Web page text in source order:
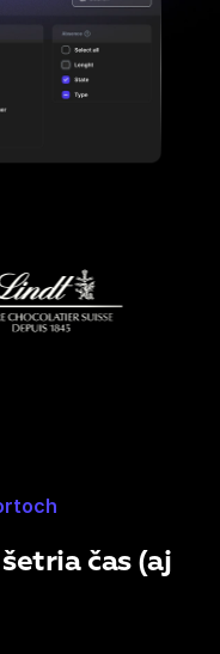
čas (aj